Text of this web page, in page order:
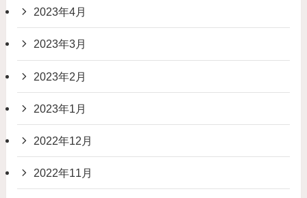
2023年4月
2023年3月
2023年2月
2023年1月
2022年12月
2022年11月